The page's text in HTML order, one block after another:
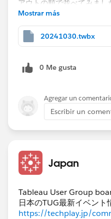
ました。
ご要望を満たしますでしょ
woba_denomが正しくな
ールなのにイベントに記載
Mostrar más
20241030.twbx
0 Me gusta
Agregar un
Escribir un
Japan
Tableau User Group
日本のTUG最新イベント
https://techplay.jp/